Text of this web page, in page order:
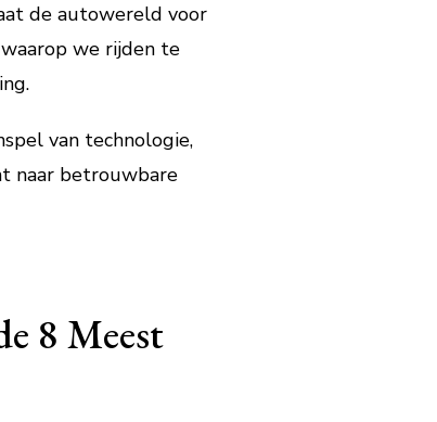
de autowereld voor
we rijden te
van technologie,
naar betrouwbare
8 Meest